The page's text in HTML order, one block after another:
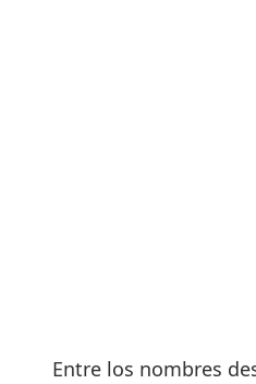
Entre los nombres